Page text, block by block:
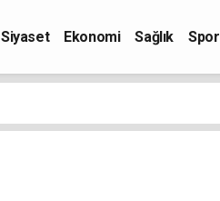
Siyaset Ekonomi Sağlık Spor